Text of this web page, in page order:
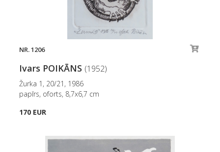
NR. 1206
Ivars POIKĀNS (1952)
Žurka 1, 20/21, 1986
papīrs, oforts, 8,7x6,7 cm
170 EUR